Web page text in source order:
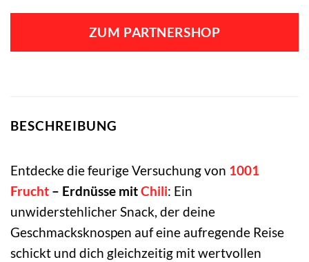
ZUM PARTNERSHOP
BESCHREIBUNG
Entdecke die feurige Versuchung von 1001
Frucht – Erdnüsse mitChili: Ein
unwiderstehlicher Snack, der deine
Geschmacksknospen auf eine aufregende Reise
schickt und dich gleichzeitig mit wertvollen